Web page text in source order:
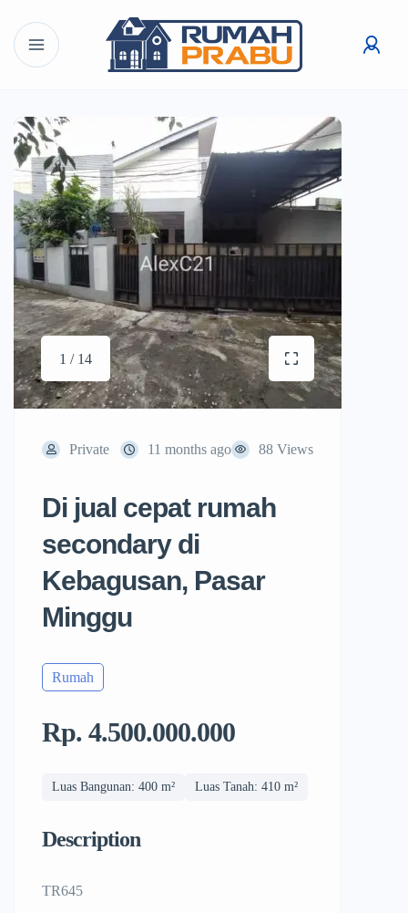
1 / 14
Private 11 months ago 88 Views
Di jual cepat rumah
secondary di
Kebagusan, Pasar
Minggu
Rumah
Rp. 4.500.000.000
Luas Bangunan: 400 m² Luas Tanah: 410 m²
Description
TR645